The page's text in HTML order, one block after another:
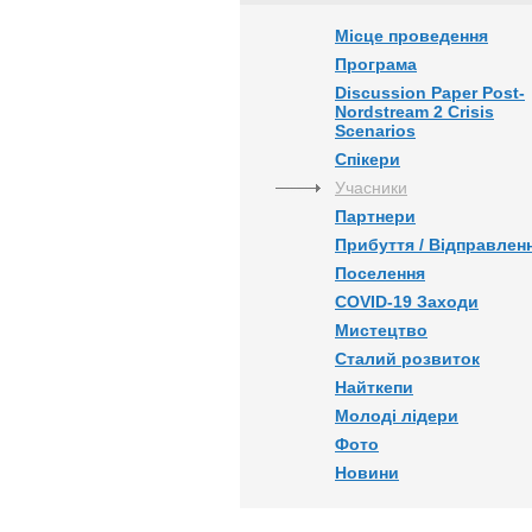
Місце проведення
Програма
Discussion Paper Post-
Nordstream 2 Crisis
Scenarios
Спікери
Учасники
Партнери
Прибуття /
Поселення
COVID-19 Заходи
Мистецтво
Сталий розвиток
Найткепи
Молоді лідери
Фото
Новини